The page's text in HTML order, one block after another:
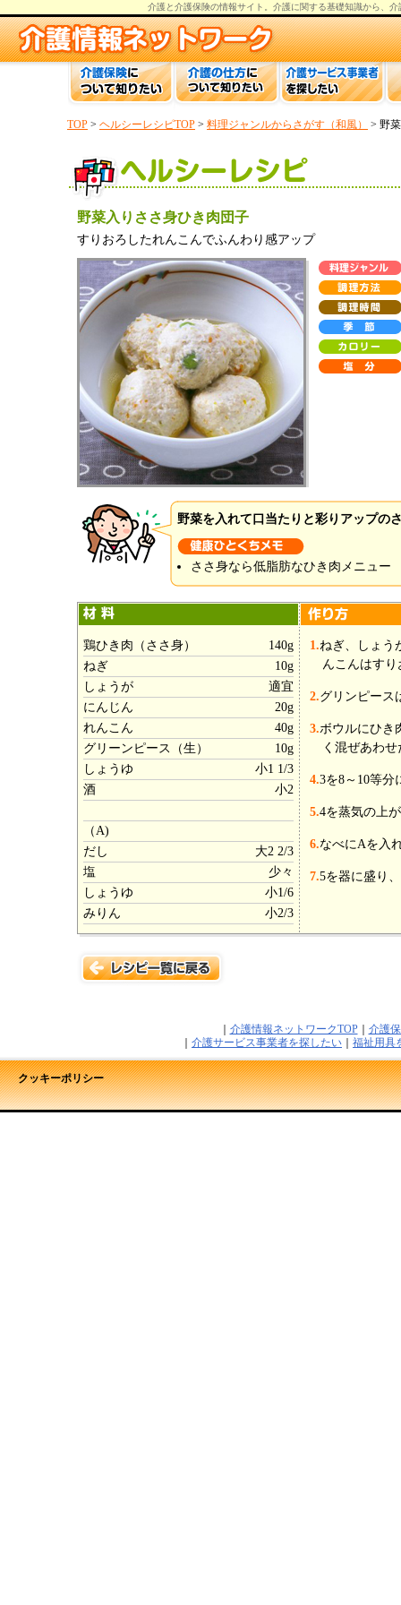
介護と介護保険の情報サイト。 介護に関する基礎知識から、 介
TOP > ヘルシーレシピTOP > 料理ジャンルからさがす（和風） > 野
野菜入りささ身ひき肉団子
すりおろしたれんこんでふんわり感アップ
野菜を入れて口当たりと彩りアップの
ささ身なら低脂肪なひき肉メニュー
鶏ひき肉（ささ身）
140g
ねぎ
10g
しょうが
適宜
にんじん
20g
れんこん
40g
グリーンピース（生）
10g
しょうゆ
小1 1/3
酒
小2
（A)
だし
大2 2/3
塩
少々
しょうゆ
小1/6
みりん
小2/3
1.ねぎ、しょう
んこんはすり
2.グリンピース
3.ボウルにひき
く混ぜあわ
4.3を8～10等分
5.4を蒸気の上
6.なべにAを入
7.5を器に盛り
介護情報ネットワークTOP｜ 介護
介護サービス事業者を探したい 福祉用具
クッキーポリシー